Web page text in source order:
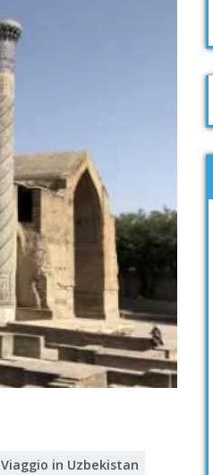
Viaggio in Uzbekistan